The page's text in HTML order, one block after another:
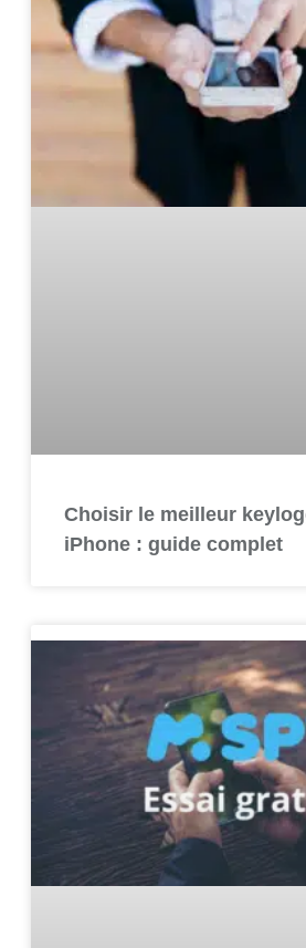
Choisir le meilleur
iPhone : guide complet